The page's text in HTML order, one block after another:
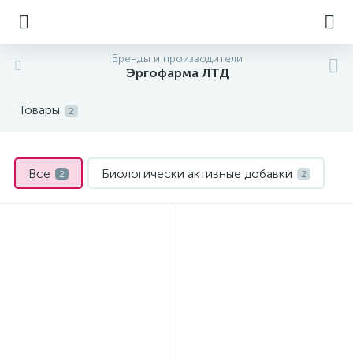
Бренды и производители
Эргофарма ЛТД
Товары 2
Все 2 Биологически активные добавки 2